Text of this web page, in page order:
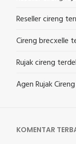
Reseller cireng
Cireng brecxelle
Rujak cireng
Agen Rujak
KOMENTAR